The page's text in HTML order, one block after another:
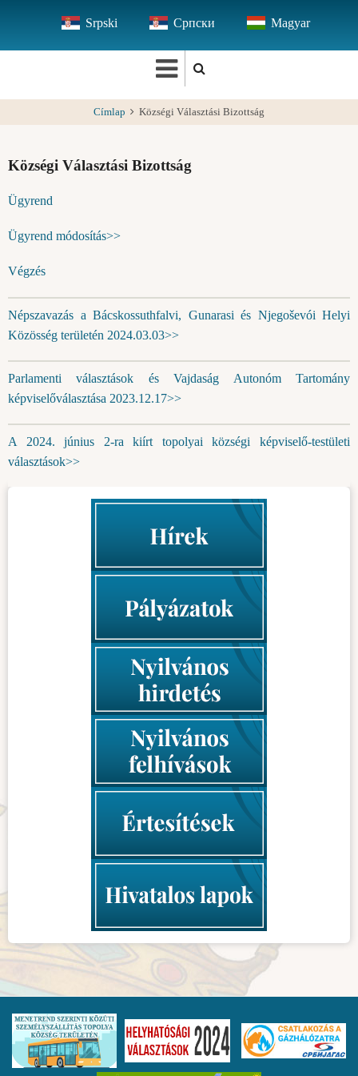
tartalomra
Srpski Српски Magyar
Címlap Községi Választási Bizottság
Községi Választási Bizottság
Ügyrend
Ügyrend módosítás>>
Végzés
Népszavazás a Bácskossuthfalvi, Gunarasi és Njegoševói Helyi
Közösség területén 2024.03.03>>
Parlamenti választások és Vajdaság Autonóm Tartomány
képviselőválasztása 2023.12.17>>
A 2024. június 2-ra kiírt topolyai községi képviselő-testületi
választások>>